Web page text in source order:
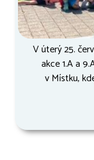
V úterý 25.
akce 1.A a
v Místku,